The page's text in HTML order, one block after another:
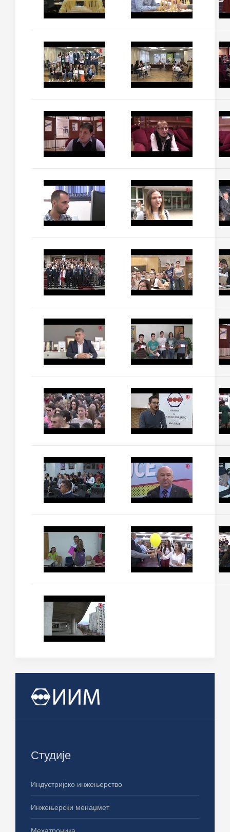
Студије
Индустријско инжењерство
Инжењерски менаџмет
Мехатроника